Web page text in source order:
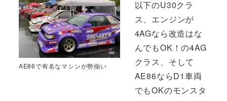
AE86で有名なマシンが勢揃い
以下のU30クラ
ス、エンジンが
4AGなら改造はな
んでもOK！の4AG
クラス、そして
AE86ならD1車両
でもOKのモンスタ